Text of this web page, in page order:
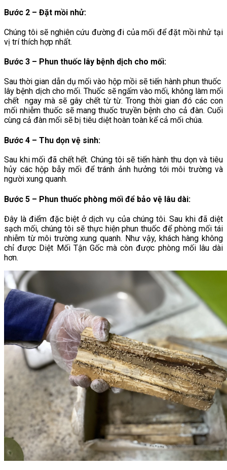
Bước 2 – Đặt mồi nhử:
Chúng tôi sẽ nghiên cứu đường đi của mối để đặt mồi nhử tại
vị trí thích hợp nhất.
Bước 3 – Phun thuốc lây bệnh dịch cho mối:
Sau thời gian dẫn dụ mối vào hộp mồi sẽ tiến hành phun thuốc
lây bệnh dịch cho mối. Thuốc sẽ ngấm vào mối, không làm mối
chết ngay mà sẽ gây chết từ từ. Trong thời gian đó các con
mối nhiễm thuốc sẽ mang thuốc truyền bệnh cho cả đàn. Cuối
cùng cả đàn mối sẽ bị tiêu diệt hoàn toàn kể cả mối chúa.
Bước 4 – Thu dọn vệ sinh:
Sau khi mối đã chết hết. Chúng tôi sẽ tiến hành thu dọn và tiêu
hủy các hộp bẫy mối để tránh ảnh hưởng tới môi trường và
người xung quanh.
Bước 5 – Phun thuốc phòng mối để bảo vệ lâu dài:
Đây là điểm đặc biệt ở dịch vụ của chúng tôi. Sau khi đã diệt
sạch mối, chúng tôi sẽ thực hiện phun thuốc để phòng mối tái
nhiễm từ môi trường xung quanh. Như vậy, khách hàng không
chỉ được Diệt Mối Tận Gốc mà còn được phòng mối lâu dài
hơn.